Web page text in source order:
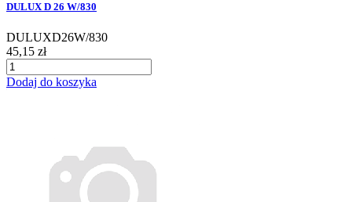
DULUX D 26 W/830
DULUXD26W/830
45,15 zł
Dodaj do koszyka